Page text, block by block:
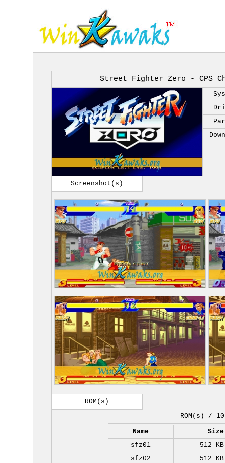
Street Fighter Zero - CPS
Screenshot(s)
ROM(s)
ROM(s) / 10
Name
Size
sfz01
512 KB
sfz02
512 KB